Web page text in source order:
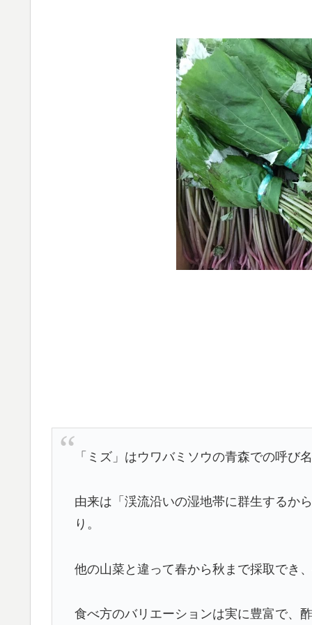
「ミズ」はウワバミソウの青森での呼び名
由来は「渓流沿いの湿地帯に群生するか
り。
他の山菜と違って春から秋まで採取でき
食べ方のバリエーションは実に豊富で、